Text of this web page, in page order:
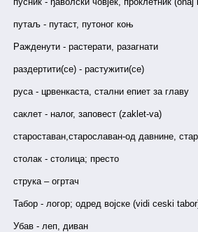
путаљ - путаст, путоног коњ
Ражденути - растерати, разагнати
раздертити(се) - растужити(се)
руса - црвенкаста, стални епиет за главу
саклет - налог, заповест (zaklet-va)
староставан,старославан-од давнине,
столак - столица; престо
струка – огртач
Табор - логор; одред војске (vidi ceski
Убав - леп, диван